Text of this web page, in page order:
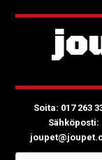
Soita: 017 263
Sähköposti: